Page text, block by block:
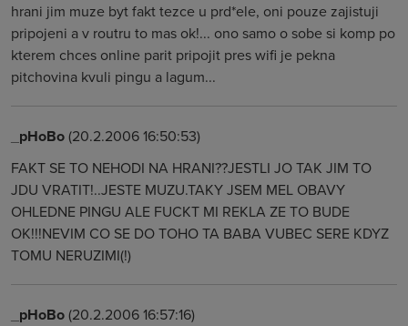
hrani jim muze byt fakt tezce u prd*ele, oni pouze zajistuji
pripojeni a v routru to mas ok!... ono samo o sobe si komp po
kterem chces online parit pripojit pres wifi je pekna
pitchovina kvuli pingu a lagum...
_pHoBo(20.2.2006 16:50:53)
FAKT SE TO NEHODI NA HRANI??JESTLI JO TAK JIM TO
JDU VRATIT!..JESTE MUZU.TAKY JSEM MEL OBAVY
OHLEDNE PINGU ALE FUCKT MI REKLA ZE TO BUDE
OK!!!NEVIM CO SE DO TOHO TA BABA VUBEC SERE KDYZ
TOMU NERUZIMI(!)
_pHoBo(20.2.2006 16:57:16)